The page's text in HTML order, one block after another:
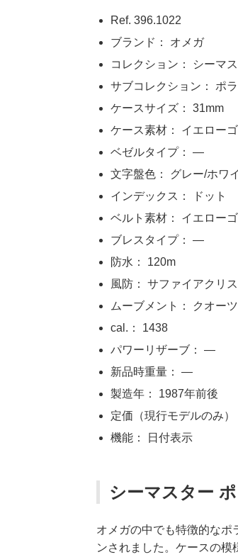
Ref. 396.1022
ブランド： オメガ
コレクション： シーマ
サブコレクション： ポ
ケースサイズ： 31mm
ケース素材： イエロー
ベゼルタイプ： —
文字盤色： グレー/ホワ
インデックス： ドット
ベルト素材： イエロー
ブレスタイプ： —
防水： 120m
風防： サファイアクリ
ムーブメント： クオーツ
cal.： 1438
パワーリザーブ： —
新品時重量： —
製造年： 1987年前後
定価（現行モデルのみ
機能： 日付表示
シーマスター
オメガの中でも特徴的なポ
ンされました。ケースの模